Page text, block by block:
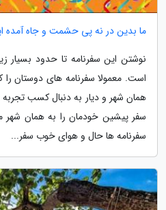
ما بدین در نه پی حشمت و جاه آمده
نوشتن این سفرنامه تا حدود بسیار
است. معمولا سفرنامه های دوستان
همان شهر و دیار به دنبال کسب
سفر پیشین خودمان را به همان شهر
سفرنامه ها حال و هوای خوب سفر...